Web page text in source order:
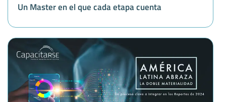
Un Master en el que cada etapa cuenta